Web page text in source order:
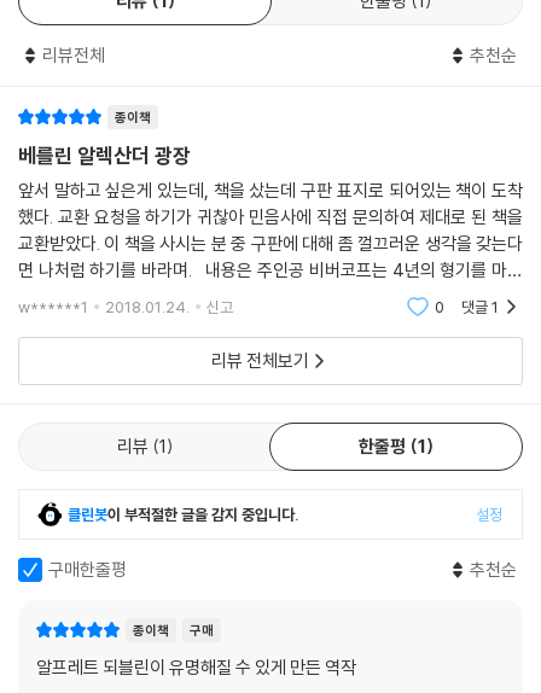
리뷰전체 추천순
종이책
베를린 알렉산더 광장
앞서 말하고 싶은게 있는데, 책을 샀는데 구판 표지로 되어있는 책이 도착
했다. 교환 요청을 하기가 귀찮아 민음사에 직접 문의하여 제대로 된 책을
교환받았다. 이 책을 사시는 분 중 구판에 대해 좀 껄끄러운 생각을 갖는다
면 나처럼 하기를 바라며. 내용은 주인공 비버코프는 4년의 형기를 마치
고 감옥에서 나오면서 바르게 살기로 결심한다. 그는 베를린 알렉산더 광
w******1 2018.01.24. 신고 0 댓글1
리뷰 전체보기
리뷰 1 한줄평 1
클린봇이 부적절한 글을 감지 중입니다. 설정
구매한줄평 추천순
종이책 구매
알프레트 되블린이 유명해질 수 있게 만든 역작